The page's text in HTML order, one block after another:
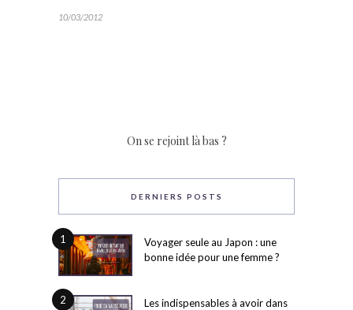
10/03/2012
On se rejoint là bas ?
DERNIERS POSTS
1
Voyager seule au Japon : une
bonne idée pour une femme ?
2
Les indispensables à avoir dans